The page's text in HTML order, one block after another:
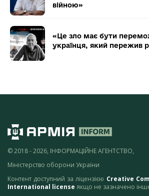
війною»
«Це зло має бути
українця, який пережив
© 2018 - 2026, ІНФОРМАЦІЙНЕ АГЕНТСТВО,
Міністерство оборони України
Контент доступний за ліцензією Creative
International license якщо не зазначено